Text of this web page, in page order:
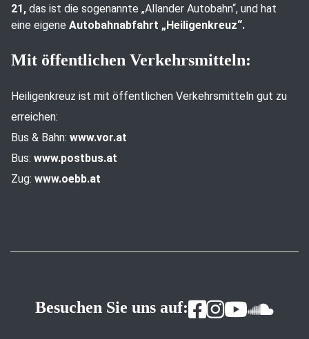
21, das ist die sogenannte „Allander Autobahn“, und hat
eine eigene Autobahnabfahrt „Heiligenkreuz“.
Mit öffentlichen Verkehrsmitteln:
Heiligenkreuz ist mit öffentlichen Verkehrsmitteln gut zu
erreichen:
Bus & Bahn: www.vor.at
Bus: www.postbus.at
Zug: www.oebb.at
Besuchen Sie uns auf: